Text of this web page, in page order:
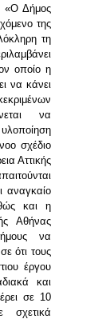
«Ο Δήμος
της
τη
οποίο η
να κάνει
να
σχέδιο
Αττικής
αναγκαίο
και η
Αθήνας
να
ότι τους
έργου
και
σε 10